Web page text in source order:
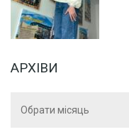
АРХІВИ